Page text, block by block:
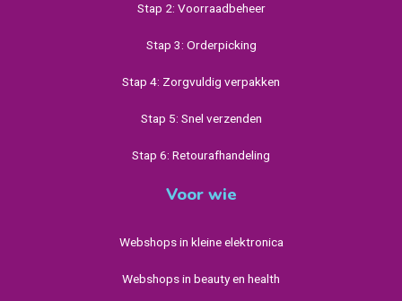
Stap 2: Voorraadbeheer
Stap 3: Orderpicking
Stap 4: Zorgvuldig verpakken
Stap 5: Snel verzenden
Stap 6: Retourafhandeling
Voor wie
Webshops in kleine elektronica
Webshops in beauty en health